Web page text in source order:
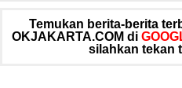
Temukan berita-berita
OKJAKARTA.COM di
silahkan tekan